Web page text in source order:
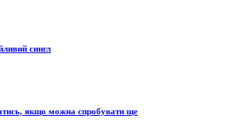
сингл
якщо можна спробувати ще